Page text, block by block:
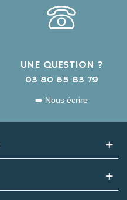
UNE QUESTION ?
03 80 65 83 79
➡️ Nous écrire